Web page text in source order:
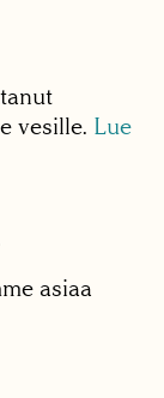
vesille. Lue
asiaa